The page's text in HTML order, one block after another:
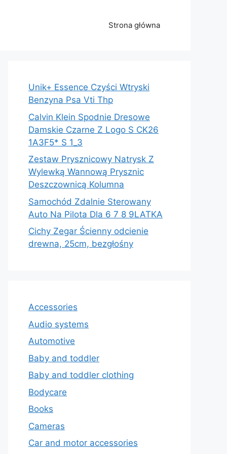
Strona główna
Unik+ Essence Czyści Wtryski
Benzyna Psa Vti Thp
Calvin Klein Spodnie Dresowe
Damskie Czarne Z Logo S CK26
1A3F5* S 1_3
Zestaw Prysznicowy Natrysk Z
Wylewką Wannową Prysznic
Deszczownicą Kolumna
Samochód Zdalnie Sterowany
Auto Na Pilota Dla 6 7 8 9LATKA
Cichy Zegar Ścienny odcienie
drewna, 25cm, bezgłośny
Accessories
Audio systems
Automotive
Baby and toddler
Baby and toddler clothing
Bodycare
Books
Cameras
Car and motor accessories